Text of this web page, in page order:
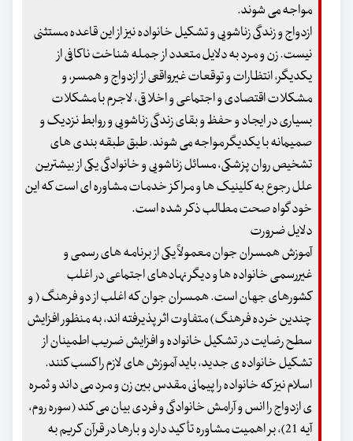
مواجه می شوند.
ازدواج و زندگی زناشویی و تشکیل خانواده نیز از این قاعده مستثنی
نیست. زن و مرد به دلایل متعدد از جمله شناخت ناکافی از
یکدیگر، انتظارات و توقعات غیرواقعی از ازدواج و همسر، و
مشکلات اقتصادی و اجتماعی و اخلاقی، لاجرم با مشکلات
بسیاری در ایجاد و حفظ و بقای زندگی زناشویی و روابط نزدیک و
صمیمانه با یکدیگر مواجه می شوند. طبق طبقه بندی های
تشخیص روان پزشکی، مسائل زناشویی و خانوادگی یکی از بیشترین
علل رجوع به کلینیک ها و مراکز خدمات مشاوره ای است که این
خود گواه صحت مطالب ذکر شده است.
دلایل ضرورت
آموزش همسران جوان معمولاً یکی از برنامه های رسمی و
غیررسمی خانواده ها و دیگر نهادهای اجتماعی در اغلب
کشورهای جهان است. همسران جوان که اغلب از دو فرهنگ ( و
چندین خرده فرهنگ) متفاوت اثر پذیرفته اند، به منظور افزایش
سطح رضایت در تشکیل خانواده و افزایش ضریب اطمینان از
تشکیل خانواده ی جدید، باید آموزش های لازم را کسب کنند.
اسلام نیز که خانواده را پیمانی مقدس بین زن و مرد می داند و ثمره
ی ازدواج را انس و آرامش خانوادگی و فردی بیان می کند (سوره روم،
آیه 21)، بر اهمیت مشاوره تأکید دارد و بارها در قرآن کریم به